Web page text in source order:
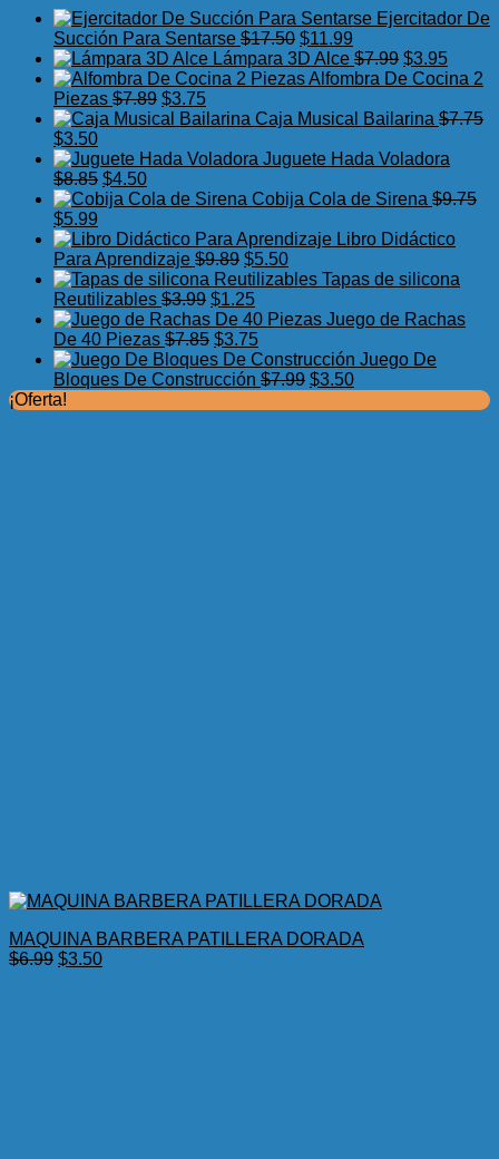
Ejercitador De
Succión Para Sentarse $17.50 El
precio
original
$17.50.
$11.99
precio
actual
$11.99.
Lámpara 3D Alce $7.99 El
precio
era:
$3.95El
precio
es:
Alfombra De Cocina 2
Piezas $7.89 El
precio
era:
$3.75El
precio
es:
Caja Musical Bailarina $7.75
El
precio
original
era:
$7.75.
$3.50El
precio
actual
es:
Juguete Hada Voladora
$8.85 El
precio
era:
$8.85.
$4.50El
precio
es:
$4.50.
Cobija Cola de Sirena $9.75
El
precio
original
era:
$9.75.
$5.99
precio
actual
es:
$5.99.
Libro Didáctico
Para Aprendizaje $9.89 El
precio
original
era:
$9.89.
$5.50El
precio
es:
Tapas de silicona
Reutilizables $3.99 El
precio
original
era:
$3.99.
$1.25El
precio
actual
es:
$1.25.
Juego de Rachas
De 40 Piezas $7.85 El
precio
original
$3.75El
precio
actual
Juego De
Bloques De Construcción $7.99 El
$3.50El
¡Oferta!
MAQUINA BARBERA PATILLERA DORADA
$6.99 El
$3.50El